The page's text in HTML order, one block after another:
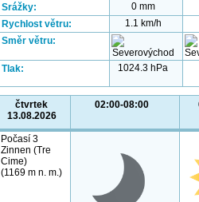
Srážky:
0 mm
Rychlost větru:
1.1 km/h
Směr větru:
Tlak: 1024.3 hPa
čtvrtek
13.08.2026
02:00-08:00
Počasí 3
Zinnen (Tre
Cime)
(1169 m n. m.)